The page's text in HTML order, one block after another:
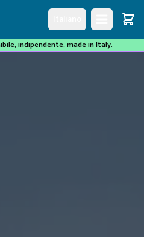
indipendente, made in Italy.